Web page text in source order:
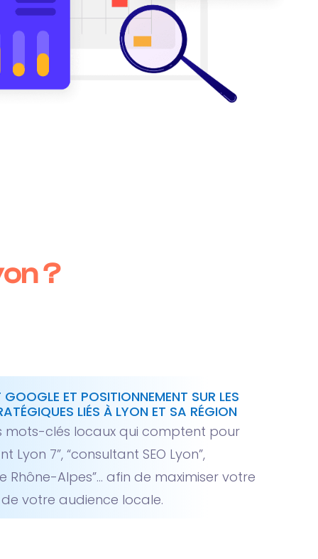
?
GOOGLE ET POSITIONNEMENT SUR LES
LIÉS À LYON ET SA RÉGION
mots-clés locaux qui comptent pour
Lyon 7”, “consultant SEO Lyon”,
Rhône-Alpes”… afin de maximiser votre
votre audience locale.